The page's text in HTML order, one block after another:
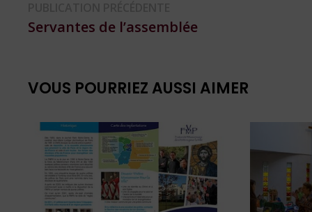
de
précédente :
Servantes de l’assemblée
VOUS POURRIEZ AUSSI AIMER